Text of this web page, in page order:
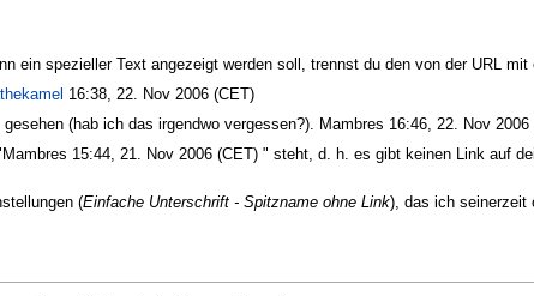
ein spezieller Text angezeigt werden soll, trennst du den von der URL mit
16:38, 22. Nov 2006 (CET)
(hab ich das irgendwo vergessen?). Mambres 16:46, 22. Nov 2006
15:44, 21. Nov 2006 (CET) " steht, d. h. es gibt keinen Link auf
(Einfache Unterschrift - Spitzname ohne Link), das ich seinerzeit